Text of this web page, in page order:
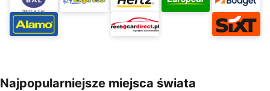
Najpopularniejsze miejsca świata